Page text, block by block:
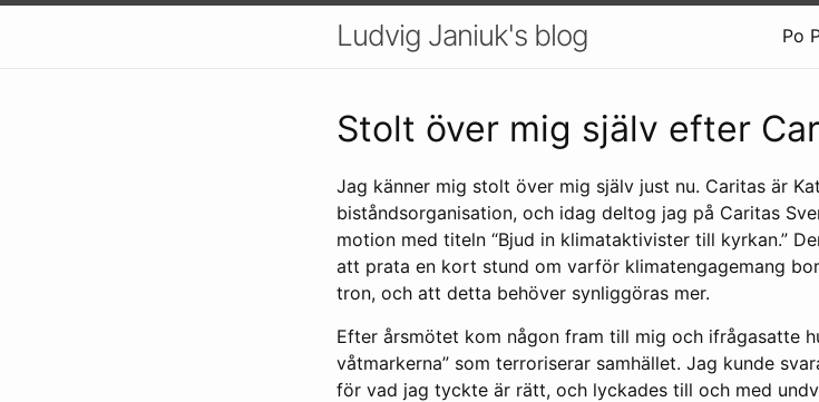
Ludvig Janiuk's blog Po
Stolt över mig själv efter
Jag känner mig stolt över mig själv just nu. Caritas är
biståndsorganisation, och idag deltog jag på Caritas
motion med titeln “Bjud in klimataktivister till kyrkan.”
att prata en kort stund om varför klimatengagemang
tron, och att detta behöver synliggöras mer.
Efter årsmötet kom någon fram till mig och ifrågasatte
våtmarkerna” som terroriserar samhället. Jag kunde
för vad jag tyckte är rätt, och lyckades till och med